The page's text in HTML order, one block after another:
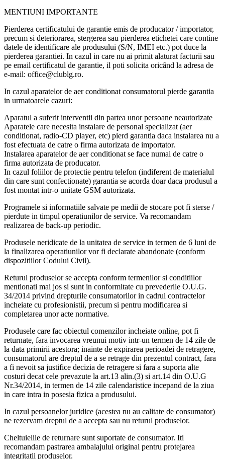
MENTIUNI IMPORTANTE
Pierderea certificatului de garantie emis de producator / importator,
precum si deteriorarea, stergerea sau pierderea etichetei care contine
datele de identificare ale produsului (S/N, IMEI etc.) pot duce la
pierderea garantiei. In cazul in care nu ai primit alaturat facturii sau
pe email certificatul de garantie, il poti solicita oricând la adresa de
e-mail: office@clublg.ro.
In cazul aparatelor de aer conditionat consumatorul pierde garantia
in urmatoarele cazuri:
Aparatul a suferit interventii din partea unor persoane neautorizate
Aparatele care necesita instalare de personal specializat (aer
conditionat, radio-CD player, etc) pierd garantia daca instalarea nu a
fost efectuata de catre o firma autorizata de importator.
Instalarea aparatelor de aer conditionat se face numai de catre o
firma autorizata de producator.
In cazul foliilor de protectie pentru telefon (indiferent de materialul
din care sunt confectionate) garantia se acorda doar daca produsul a
fost montat intr-o unitate GSM autorizata.
Programele si informatiile salvate pe medii de stocare pot fi sterse /
pierdute in timpul operatiunilor de service. Va recomandam
realizarea de back-up periodic.
Produsele neridicate de la unitatea de service in termen de 6 luni de
la finalizarea operatiunilor vor fi declarate abandonate (conform
dispozitiilor Codului Civil).
Returul produselor se accepta conform termenilor si conditiilor
mentionati mai jos si sunt in conformitate cu prevederile O.U.G.
34/2014 privind drepturile consumatorilor in cadrul contractelor
incheiate cu profesionistii, precum si pentru modificarea si
completarea unor acte normative.
Produsele care fac obiectul comenzilor incheiate online, pot fi
returnate, fara invocarea vreunui motiv intr-un termen de 14 zile de
la data primirii acestora; inainte de expirarea perioadei de retragere,
consumatorul are dreptul de a se retrage din prezentul contract, fara
a fi nevoit sa justifice decizia de retragere si fara a suporta alte
costuri decat cele prevazute la art.13 alin.(3) si art.14 din O.U.G
Nr.34/2014, in termen de 14 zile calendaristice incepand de la ziua
in care intra in posesia fizica a produsului.
In cazul persoanelor juridice (acestea nu au calitate de consumator)
ne rezervam dreptul de a accepta sau nu returul produselor.
Cheltuielile de returnare sunt suportate de consumator. Iti
recomandam pastrarea ambalajului original pentru protejarea
integritatii produselor.